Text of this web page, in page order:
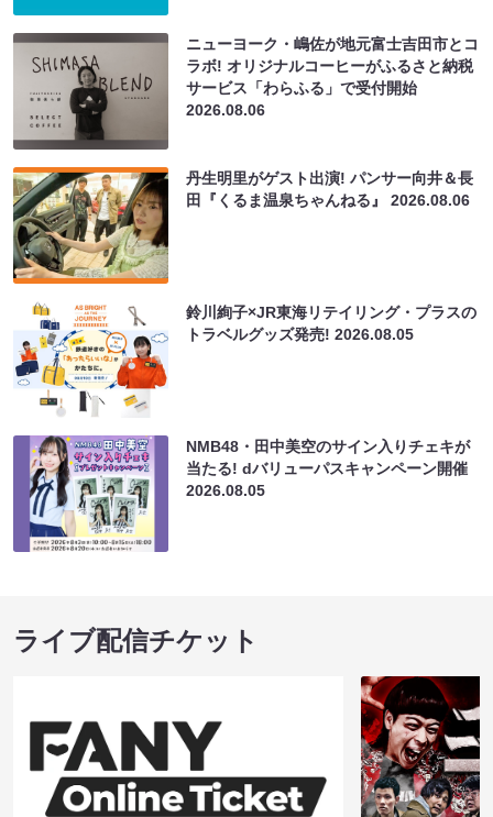
ニューヨーク・嶋佐が地元富士吉田市とコ
ラボ! オリジナルコーヒーがふるさと納税
サービス「わらふる」で受付開始
2026.08.06
丹生明里がゲスト出演! パンサー向井＆長
田『くるま温泉ちゃんねる』2026.08.06
鈴川絢子×JR東海リテイリング・プラスの
トラベルグッズ発売!2026.08.05
NMB48・田中美空のサイン入りチェキが
当たる! dバリューパスキャンペーン開催
2026.08.05
ライブ配信チケット